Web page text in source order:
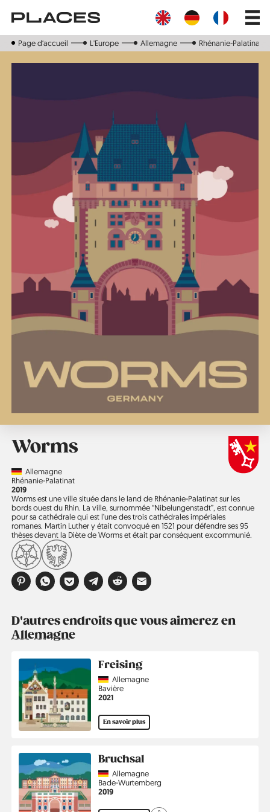
contenu
Main
Page d‘accueil L'Europe Allemagne Rhénanie-Palatinat
Worms
CountryAllemagne
Région
Rhénanie-Palatinat
Année
2019
Worms est une ville située dans le land de Rhénanie-Palatinat sur les
bords ouest du Rhin. La ville, surnommée “Nibelungenstadt”, est connue
pour sa cathédrale qui est l’une des trois cathédrales impériales
romanes. Martin Luther y était convoqué en 1521 pour défendre ses 95
thèses devant la Diète de Worms et était par conséquent excommunié.
D'autres endroits que vous aimerez en
Allemagne
Freising
CountryAllemagne
Région
Bavière
Année
2021
En savoir plus
Bruchsal
CountryAllemagne
Région
Bade-Wurtemberg
Année
2019